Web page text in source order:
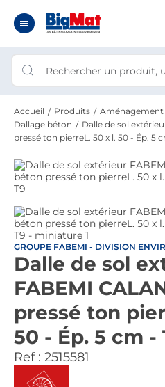
Accueil Produits Aménagement
Dallage béton
Dalle de sol
pressé ton pierreL. 50 x l. 50 - Ép. 5
GROUPE FABEMI - DIVISION
Dalle de sol
FABEMI
pressé ton
50 - Ép. 5 cm -
Ref : 2515581